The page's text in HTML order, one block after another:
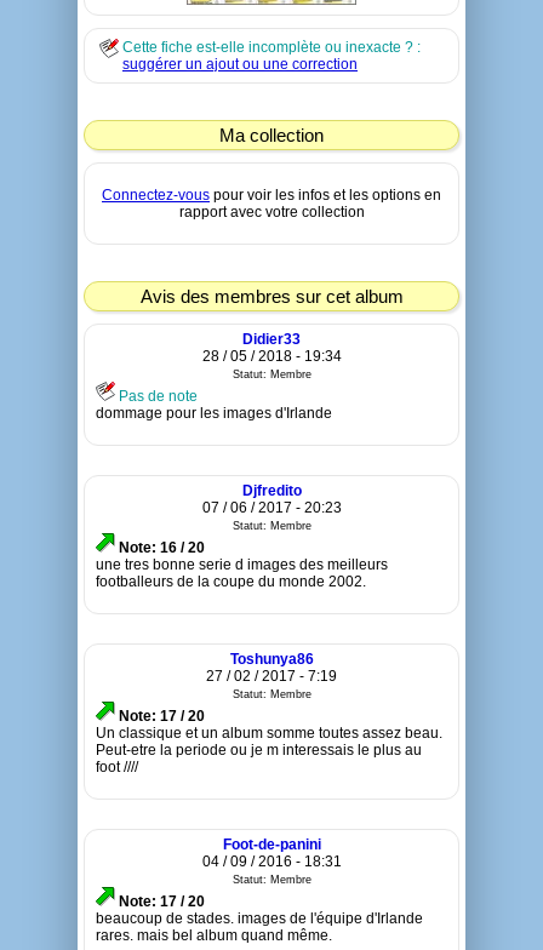
Cette fiche est-elle incomplète ou inexacte ? :
suggérer un ajout ou une correction
Ma collection
Connectez-vous pour voir les infos et les options en
rapport avec votre collection
Avis des membres sur cet album
Didier33
28 / 05 / 2018 - 19:34
Statut: Membre
Pas de note
dommage pour les images d'Irlande
Djfredito
07 / 06 / 2017 - 20:23
Statut: Membre
Note: 16 / 20
une tres bonne serie d images des meilleurs
footballeurs de la coupe du monde 2002.
Toshunya86
27 / 02 / 2017 - 7:19
Statut: Membre
Note: 17 / 20
Un classique et un album somme toutes assez beau.
Peut-etre la periode ou je m interessais le plus au
foot ////
Foot-de-panini
04 / 09 / 2016 - 18:31
Statut: Membre
Note: 17 / 20
beaucoup de stades. images de l'équipe d'Irlande
rares. mais bel album quand même.